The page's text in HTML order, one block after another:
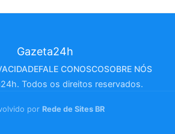
FALE CONOSCOSOBRE NÓS
Todos os direitos reservados.
por Rede de Sites BR